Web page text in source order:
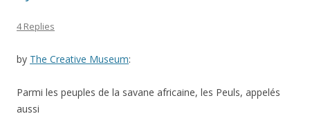
4 Replies
by The Creative Museum:
Parmi les peuples de la savane africaine, les Peuls, appelés
aussi